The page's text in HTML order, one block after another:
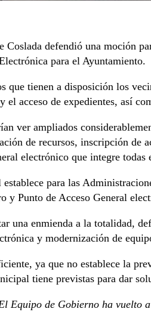
defendió una moción
para el Ayuntamiento.
que tienen a disposición los
acceso de expedientes, así
ver ampliados
de recursos, inscripción
electrónico que integre todas
para las
y Punto de Acceso General
una enmienda a la totalidad,
y modernización de
ya que no establece la
tiene previstas para dar
Equipo de Gobierno ha vuelto